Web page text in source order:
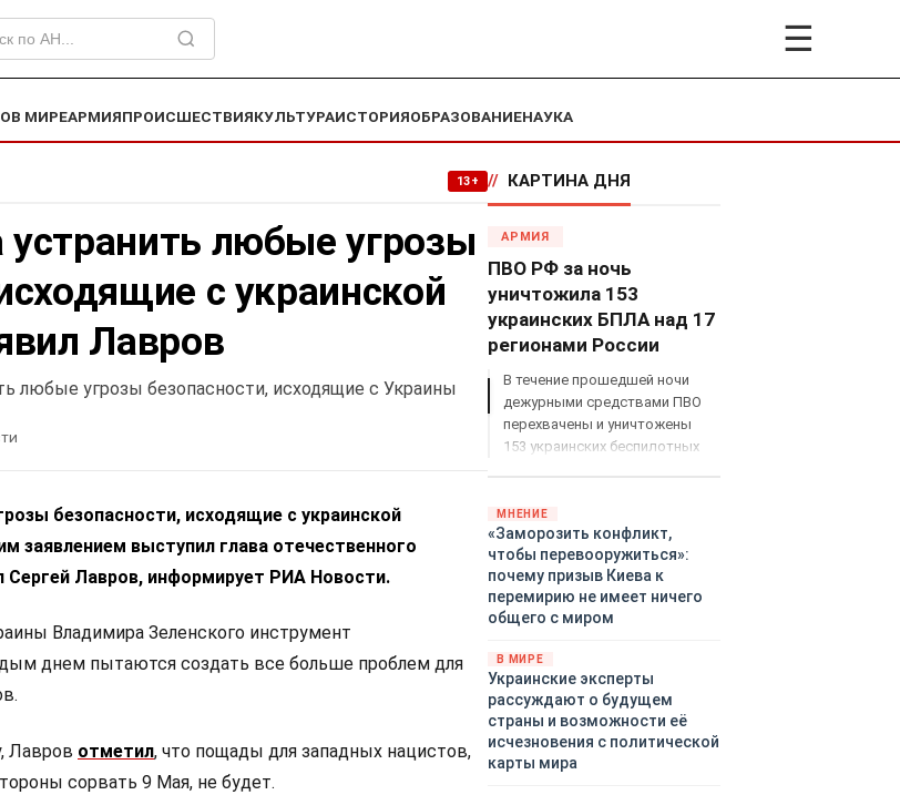
☰
В МИРЕАРМИЯПРОИСШЕСТВИЯКУЛЬТУРАИСТОРИЯОБРАЗОВАНИЕНАУКА
13+
любые угрозы
с украинской
Лавров
любые угрозы безопасности, исходящие с Украины
безопасности, исходящие с украинской
заявлением выступил глава отечественного
Сергей Лавров, информирует РИА Новости.
Владимира Зеленского инструмент
днем пытаются создать все больше проблем для
Лавров отметил, что пощады для западных нацистов,
сорвать 9 Мая, не будет.
// КАРТИНА ДНЯ
АРМИЯ
ПВО РФ за ночь
уничтожила 153
украинских БПЛА над 17
регионами России
В течение прошедшей ночи
дежурными средствами ПВО
перехвачены и уничтожены
153 украинских беспилотных
территориями Белгородской,
Брянской, Владимирской,
Воронежской, Калужской,
Курской, Липецкой,
Орловской, Ростовской,
Рязанской, Самарской,
Тульской областей,
Московского региона,
Республики Крым, Республики
Татарстан, Краснодарского
края и над акваториями
МНЕНИЕ
«Заморозить конфликт,
чтобы перевооружиться»:
почему призыв Киева к
перемирию не имеет ничего
общего с миром
В МИРЕ
Украинские эксперты
рассуждают о будущем
страны и возможности её
исчезновения с политической
карты мира